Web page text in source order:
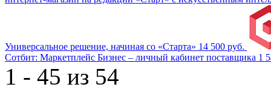
Универсальное решение, начиная со «Старта» 14 500 руб.
Сотбит: Маркетплейс Бизнес – личный кабинет поставщика 1
1 - 45 из 54